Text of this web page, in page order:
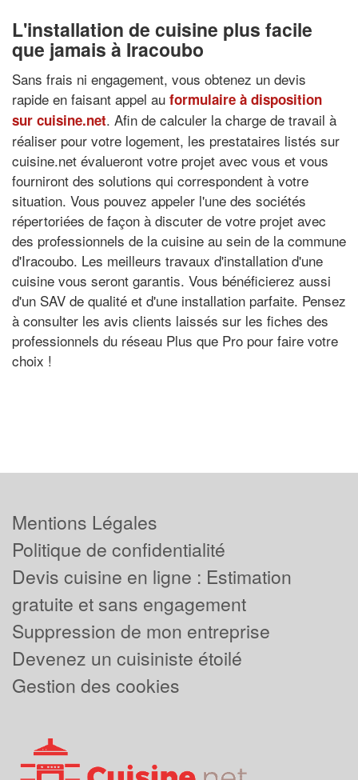
L'installation de cuisine plus facile
que jamais à Iracoubo
Sans frais ni engagement, vous obtenez un devis
rapide en faisant appel au formulaire à disposition
sur cuisine.net. Afin de calculer la charge de travail à
réaliser pour votre logement, les prestataires listés sur
cuisine.net évalueront votre projet avec vous et vous
fourniront des solutions qui correspondent à votre
situation. Vous pouvez appeler l'une des sociétés
répertoriées de façon à discuter de votre projet avec
des professionnels de la cuisine au sein de la commune
d'Iracoubo. Les meilleurs travaux d'installation d'une
cuisine vous seront garantis. Vous bénéficierez aussi
d'un SAV de qualité et d'une installation parfaite. Pensez
à consulter les avis clients laissés sur les fiches des
professionnels du réseau Plus que Pro pour faire votre
choix !
Mentions Légales
Politique de confidentialité
Devis cuisine en ligne : Estimation
gratuite et sans engagement
Suppression de mon entreprise
Devenez un cuisiniste étoilé
Gestion des cookies